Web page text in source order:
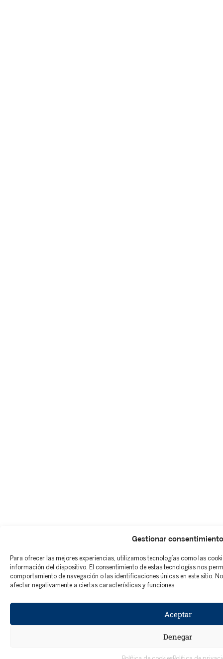
Gestionar consentimiento
Para ofrecer las mejores experiencias, utilizamos tecnologías como las
información del dispositivo. El consentimiento de estas tecnologías nos
comportamiento de navegación o las identificaciones únicas en este sitio.
afectar negativamente a ciertas características y funciones.
Aceptar
Denegar